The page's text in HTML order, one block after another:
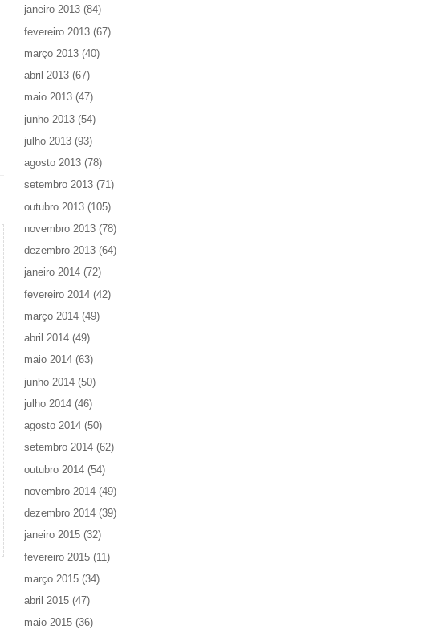
janeiro 2013 (84)
fevereiro 2013 (67)
março 2013 (40)
abril 2013 (67)
maio 2013 (47)
junho 2013 (54)
julho 2013 (93)
agosto 2013 (78)
setembro 2013 (71)
outubro 2013 (105)
novembro 2013 (78)
dezembro 2013 (64)
janeiro 2014 (72)
fevereiro 2014 (42)
março 2014 (49)
abril 2014 (49)
maio 2014 (63)
junho 2014 (50)
julho 2014 (46)
agosto 2014 (50)
setembro 2014 (62)
outubro 2014 (54)
novembro 2014 (49)
dezembro 2014 (39)
janeiro 2015 (32)
fevereiro 2015 (11)
março 2015 (34)
abril 2015 (47)
maio 2015 (36)